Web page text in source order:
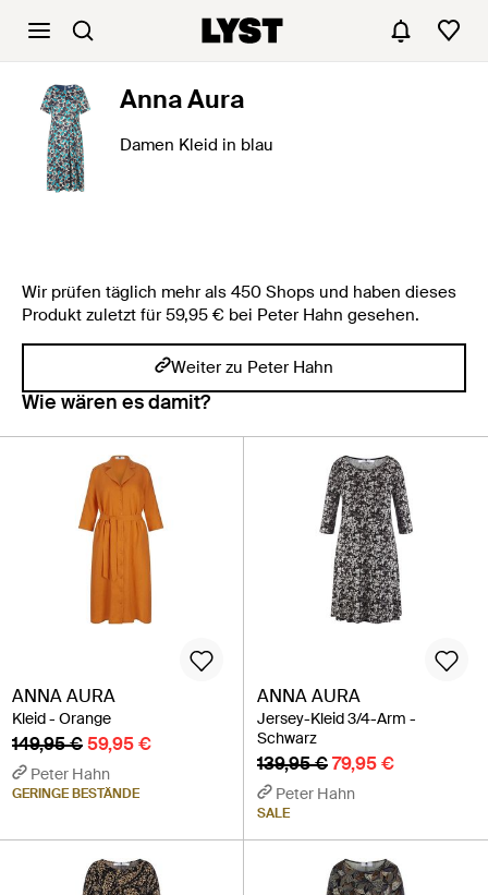
Anna Aura
Damen Kleid in blau
Wir prüfen täglich mehr als 450 Shops und haben dieses
Produkt zuletzt für 59,95 € bei Peter Hahn gesehen.
Weiter zu Peter Hahn
Wie wären es damit?
ANNA AURA
Kleid - Orange
149,95 €59,95 €
Peter Hahn
GERINGE BESTÄNDE
ANNA AURA
Jersey-Kleid 3/4-Arm -
Schwarz
139,95 €79,95 €
Peter Hahn
SALE